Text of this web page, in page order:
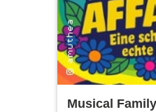
Musical